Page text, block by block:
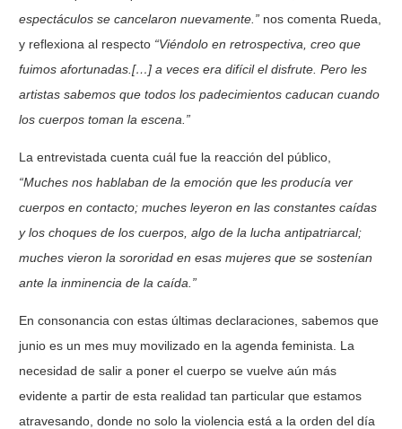
espectáculos se cancelaron nuevamente.” nos comenta Rueda,
y reflexiona al respecto “Viéndolo en retrospectiva, creo que
fuimos afortunadas.[…] a veces era difícil el disfrute. Pero les
artistas sabemos que todos los padecimientos caducan cuando
los cuerpos toman la escena.”
La entrevistada cuenta cuál fue la reacción del público,
“Muches nos hablaban de la emoción que les producía ver
cuerpos en contacto; muches leyeron en las constantes caídas
y los choques de los cuerpos, algo de la lucha antipatriarcal;
muches vieron la sororidad en esas mujeres que se sostenían
ante la inminencia de la caída.”
En consonancia con estas últimas declaraciones, sabemos que
junio es un mes muy movilizado en la agenda feminista. La
necesidad de salir a poner el cuerpo se vuelve aún más
evidente a partir de esta realidad tan particular que estamos
atravesando, donde no solo la violencia está a la orden del día